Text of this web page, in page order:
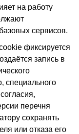
на работу
сервисов.
фиксируется
запись в
специального
перечня
сохранять
или отказа его